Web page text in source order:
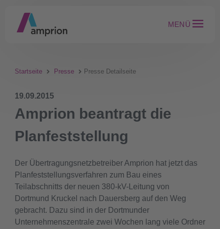
MENÜ
Startseite Presse Presse Detailseite
19.09.2015
Amprion beantragt die
Planfeststellung
Der Übertragungsnetzbetreiber Amprion hat jetzt das
Planfeststellungsverfahren zum Bau eines
Teilabschnitts der neuen 380-kV-Leitung von
Dortmund Kruckel nach Dauersberg auf den Weg
gebracht. Dazu sind in der Dortmunder
Unternehmenszentrale zwei Wochen lang viele Ordner